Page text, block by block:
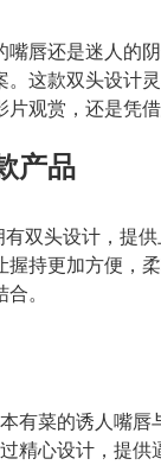
唇还是迷人的
这款双头设计
观赏，还是凭
产品
双头设计，提
握持更加方便，
。
有菜的诱人嘴唇
精心设计，提供